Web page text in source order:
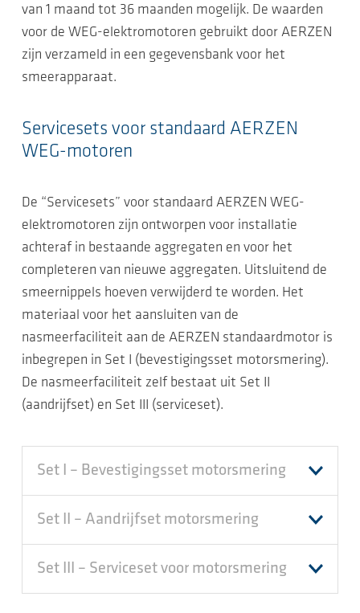
van 1 maand tot 36 maanden mogelijk. De waarden
voor de WEG-elektromotoren gebruikt door AERZEN
zijn verzameld in een gegevensbank voor het
smeerapparaat.
Servicesets voor standaard AERZEN
WEG-motoren
De “Servicesets” voor standaard AERZEN WEG-
elektromotoren zijn ontworpen voor installatie
achteraf in bestaande aggregaten en voor het
completeren van nieuwe aggregaten. Uitsluitend de
smeernippels hoeven verwijderd te worden. Het
materiaal voor het aansluiten van de
nasmeerfaciliteit aan de AERZEN standaardmotor is
inbegrepen in Set I (bevestigingsset motorsmering).
De nasmeerfaciliteit zelf bestaat uit Set II
(aandrijfset) en Set III (serviceset).
Set I – Bevestigingsset motorsmering
Set II – Aandrijfset motorsmering
Set III – Serviceset voor motorsmering